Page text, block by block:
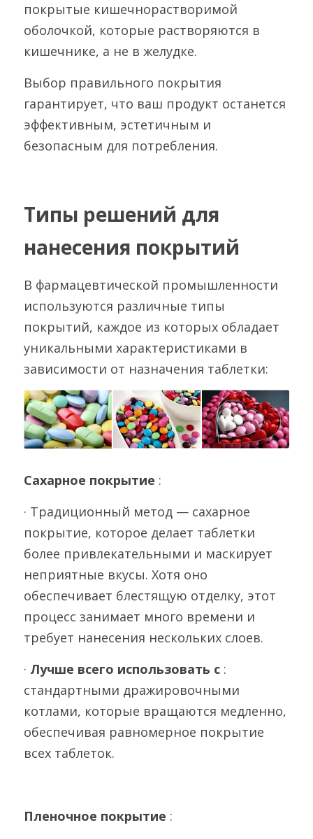
покрытые кишечнорастворимой
оболочкой, которые растворяются в
кишечнике, а не в желудке.
Выбор правильного покрытия
гарантирует, что ваш продукт останется
эффективным, эстетичным и
безопасным для потребления.
Типы решений для
нанесения покрытий
В фармацевтической промышленности
используются различные типы
покрытий, каждое из которых обладает
уникальными характеристиками в
зависимости от назначения таблетки:
Сахарное покрытие :
· Традиционный метод — сахарное
покрытие, которое делает таблетки
более привлекательными и маскирует
неприятные вкусы. Хотя оно
обеспечивает блестящую отделку, этот
процесс занимает много времени и
требует нанесения нескольких слоев.
· Лучше всего использовать с :
стандартными дражировочными
котлами, которые вращаются медленно,
обеспечивая равномерное покрытие
всех таблеток.
Пленочное покрытие :